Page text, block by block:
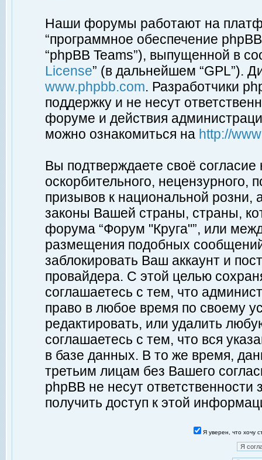
Наши форумы работают на
“программное обеспечение
“phpBB Teams”), выпущенной в
License” (в дальнейшем “GPL”).
www.phpbb.com. Разработчики
поддержку и не несут
форуме и действия
можно ознакомиться на http://
Вы подтверждаете своё
оскорбительного, нецензурного,
призывов к национальной
законы Вашей страны, страны,
форума “Форум "Круга"”, или
размещения подобных
заблокировать Ваш аккаунт и
провайдера. С этой целью
соглашаетесь с тем, что
право в любое время по своему
редактировать, или удалить
соглашаетесь с тем, что вся
в базе данных. В то же время,
третьим лицам без Вашего
phpBB не несут ответственности
получить доступ к этой
Я уверен, что хочу